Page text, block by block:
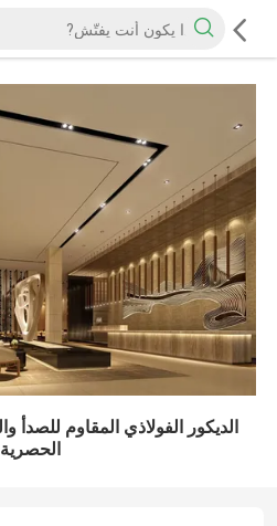
الحصرية